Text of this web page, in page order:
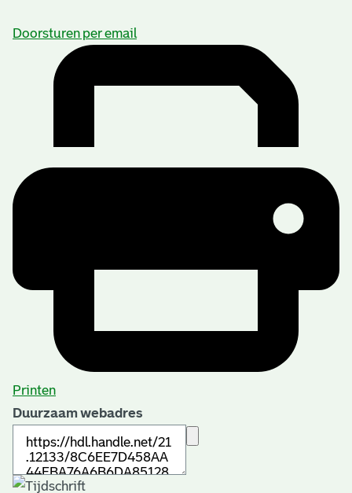
Doorsturen per email
Printen
Duurzaam webadres